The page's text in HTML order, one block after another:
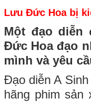
Lưu Đức Hoa bị
Một đạo diễn
Đức Hoa đạo
mình và yêu
Đạo diễn A
hãng phim sản